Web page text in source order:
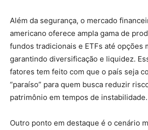
Além da segurança, o mercado
americano oferece ampla gama de
fundos tradicionais e ETFs até opções
garantindo diversificação e liquidez.
fatores tem feito com que o país seja
“paraíso” para quem busca reduzir
patrimônio em tempos de instabilidade.
Outro ponto em destaque é o cenário